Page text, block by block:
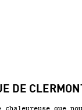
DE
chaleureuse que